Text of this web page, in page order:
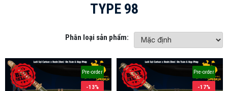
TYPE 98
Phân loại sản phẩm:
Pre-order
-13%
Pre-order
-17%